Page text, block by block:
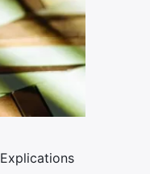
Explications